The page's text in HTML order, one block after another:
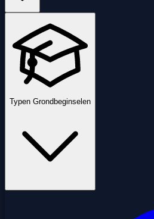
Typen Grondbeginselen